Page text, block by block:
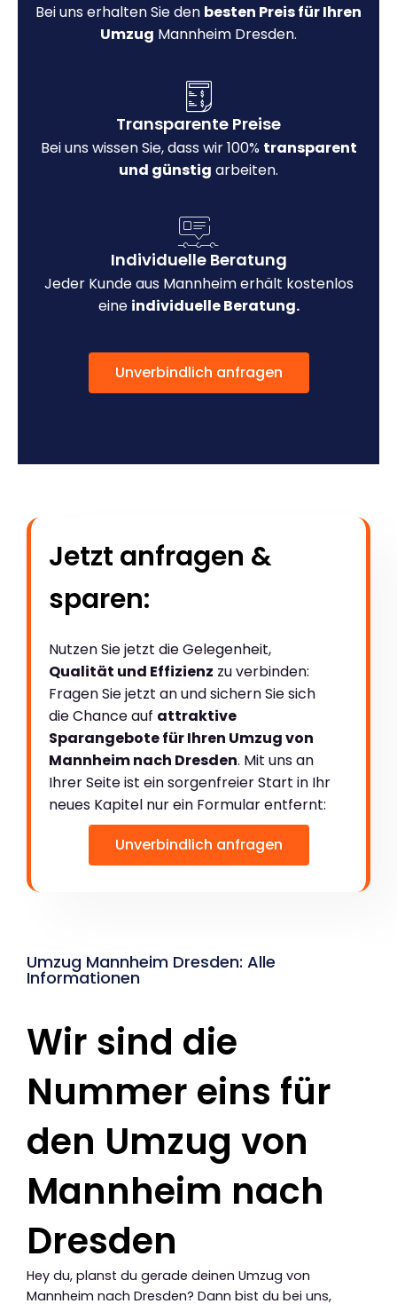
Bei uns erhalten Sie den besten Preis für Ihren
Umzug Mannheim Dresden.
Transparente Preise
Bei uns wissen Sie, dass wir 100% transparent
und günstig arbeiten.
Individuelle Beratung
Jeder Kunde aus Mannheim erhält kostenlos
eine individuelle Beratung.
Unverbindlich anfragen
Jetzt anfragen &
sparen:
Nutzen Sie jetzt die Gelegenheit,
Qualität und Effizienz zu verbinden:
Fragen Sie jetzt an und sichern Sie sich
die Chance auf attraktive
Sparangebote für Ihren Umzug von
Mannheim nach Dresden. Mit uns an
Ihrer Seite ist ein sorgenfreier Start in Ihr
neues Kapitel nur ein Formular entfernt:
Unverbindlich anfragen
Umzug Mannheim Dresden: Alle
Informationen
Wir sind die
Nummer eins für
den Umzug von
Mannheim nach
Dresden
Hey du, planst du gerade deinen Umzug von
Mannheim nach Dresden? Dann bist du bei uns,